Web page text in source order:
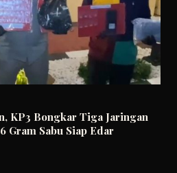
KP3 Bongkar Tiga Jaringan
Gram Sabu Siap Edar